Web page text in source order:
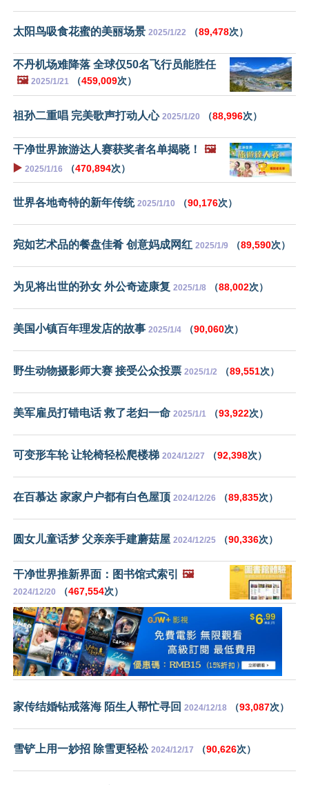
太阳鸟吸食花蜜的美丽场景 2025/1/22 （89,478次）
不丹机场难降落 全球仅50名飞行员能胜任
🖼️ 2025/1/21 （459,009次）
祖孙二重唱 完美歌声打动人心 2025/1/20 （88,996次）
干净世界旅游达人赛获奖者名单揭晓！
🖼️
▶️ 2025/1/16 （470,894次）
世界各地奇特的新年传统 2025/1/10 （90,176次）
宛如艺术品的餐盘佳肴 创意妈成网红 2025/1/9 （89,590次）
为见将出世的孙女 外公奇迹康复 2025/1/8 （88,002次）
美国小镇百年理发店的故事 2025/1/4 （90,060次）
野生动物摄影师大赛 接受公众投票 2025/1/2 （89,551次）
美军雇员打错电话 救了老妇一命 2025/1/1 （93,922次）
可变形车轮 让轮椅轻松爬楼梯 2024/12/27 （92,398次）
在百慕达 家家户户都有白色屋顶 2024/12/26 （89,835次）
圆女儿童话梦 父亲亲手建蘑菇屋 2024/12/25 （90,336次）
干净世界推新界面：图书馆式索引 🖼️
2024/12/20 （467,554次）
家传结婚钻戒落海 陌生人帮忙寻回 2024/12/18 （93,087次）
雪铲上用一妙招 除雪更轻松 2024/12/17 （90,626次）